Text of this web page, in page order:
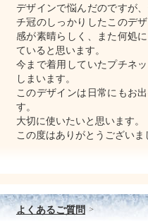
デザインで悩んだのですが
チ冠のしっかりしたこのデ
感が素晴らしく、また何処
ていると思います。
今まで着用していたプチネ
しまいます。
このデザインは日常にもお
す。
大切に使いたいと思います。
この度はありがとうございま
よくあるご質問